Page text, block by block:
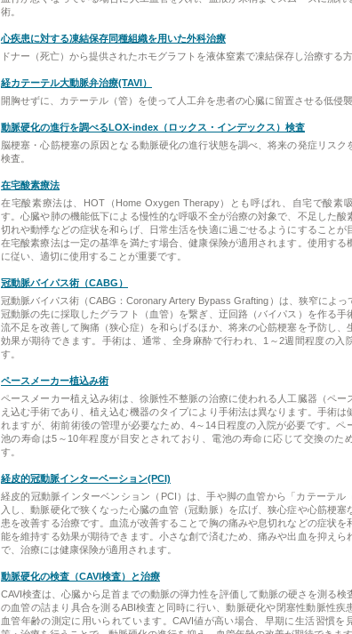
術。
心疾患に対する凍結保存同種組織を用いた外科治療
ドナー（死亡）から提供されたホモグラフトを液体窒素で凍結保存し治療する方
経カテーテル大動脈弁治療(TAVI）
開胸せずに、カテーテル（管）を使って人工弁を患者の心臓に留置させる低侵襲
動脈硬化の進行を調べるLOX-index（ロックス・インデックス）検査
脳梗塞・心筋梗塞の原因となる動脈硬化の進行状態を調べ、将来の発症リスク
検査。
在宅酸素療法
在宅酸素療法は、HOT（Home Oxygen Therapy）とも呼ばれ、自宅で酸素
す。心臓や肺の機能低下による慢性的な呼吸不全が治療の対象で、不足した酸
切れや動悸などの症状を和らげ、日常生活を快適に過ごせるようにすることが
在宅酸素療法は一定の基準を満たす場合、健康保険が適用されます。使用する
に従い、適切に使用することが重要です。
冠動脈バイパス術（CABG）
冠動脈バイパス術（CABG：Coronary Artery Bypass Grafting）は、狭窄によっ
冠動脈の先に採取したグラフト（血管）を繋ぎ、迂回路（バイパス）を作る手
流不足を改善して胸痛（狭心症）を和らげるほか、将来の心筋梗塞を予防し、
効果が期待できます。手術は、通常、全身麻酔で行われ、1～2週間程度の入
す。
ペースメーカー植込み術
ペースメーカー植え込み術は、徐脈性不整脈の治療に使われる人工臓器（ペー
え込む手術であり、植え込む機器のタイプにより手術法は異なります。手術は
れますが、術前術後の管理が必要なため、4～14日程度の入院が必要です。ペ
池の寿命は5～10年程度が目安とされており、電池の寿命に応じて交換のた
す。
経皮的冠動脈インターベーション(PCI)
経皮的冠動脈インターベンション（PCI）は、手や脚の血管から「カテーテル
入し、動脈硬化で狭くなった心臓の血管（冠動脈）を広げ、狭心症や心筋梗塞
患を改善する治療です。血流が改善することで胸の痛みや息切れなどの症状を
能を維持する効果が期待できます。小さな創で済むため、痛みや出血を抑えら
で、治療には健康保険が適用されます。
動脈硬化の検査（CAVI検査）と治療
CAVI検査は、心臓から足首までの動脈の弾力性を評価して動脈の硬さを測る検
の血管の詰まり具合を測るABI検査と同時に行い、動脈硬化や閉塞性動脈性疾
血管年齢の測定に用いられています。CAVI値が高い場合、早期に生活習慣を